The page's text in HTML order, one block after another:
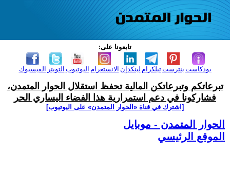
تابعونا على:
الفيسبوك التويتر اليوتيوب الانستغرام لينكدإن تيلكرامبنترست بودكاست
تبرعاتكم وتبرعاتكن المالية تحفظ استقلال الحوار المتمدن،
فشاركونا في دعم استمرارية هذا الفضاء اليساري الحر
[اشترك في قناة ‫«الحوار المتمدن» على اليوتيوب]
الحوار المتمدن - موبايل
الموقع الرئيسي